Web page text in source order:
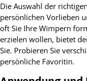
Die Auswahl der
persönlichen Vorlieben
oft Sie Ihre Wimpern
erzielen wollen, bietet
Sie. Probieren Sie
persönliche Favoritin.